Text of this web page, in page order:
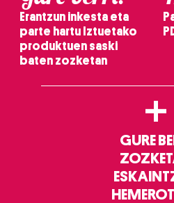
Erantzun inkesta eta
parte hartu Iztuetako
produktuen saski
baten zozketan
+
GURE